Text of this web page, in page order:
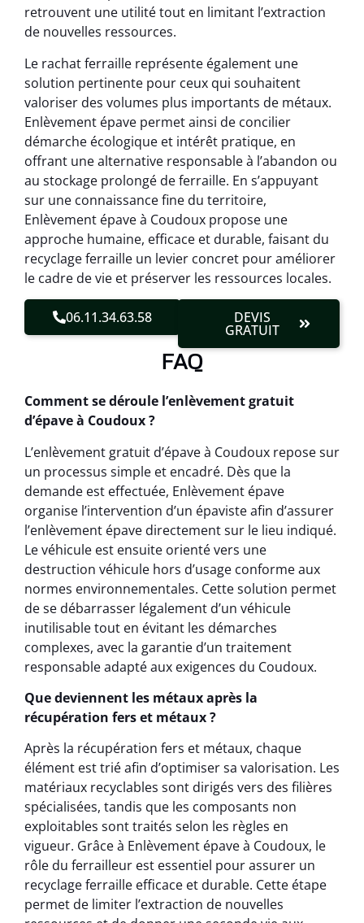
retrouvent une utilité tout en limitant l’extraction
de nouvelles ressources.
Le rachat ferraille représente également une
solution pertinente pour ceux qui souhaitent
valoriser des volumes plus importants de métaux.
Enlèvement épave permet ainsi de concilier
démarche écologique et intérêt pratique, en
offrant une alternative responsable à l’abandon ou
au stockage prolongé de ferraille. En s’appuyant
sur une connaissance fine du territoire,
Enlèvement épave à Coudoux propose une
approche humaine, efficace et durable, faisant du
recyclage ferraille un levier concret pour améliorer
le cadre de vie et préserver les ressources locales.
06.11.34.63.58 DEVIS
GRATUIT
FAQ
Comment se déroule l’enlèvement gratuit
d’épave à Coudoux ?
L’enlèvement gratuit d’épave à Coudoux repose sur
un processus simple et encadré. Dès que la
demande est effectuée, Enlèvement épave
organise l’intervention d’un épaviste afin d’assurer
l’enlèvement épave directement sur le lieu indiqué.
Le véhicule est ensuite orienté vers une
destruction véhicule hors d’usage conforme aux
normes environnementales. Cette solution permet
de se débarrasser légalement d’un véhicule
inutilisable tout en évitant les démarches
complexes, avec la garantie d’un traitement
responsable adapté aux exigences du Coudoux.
Que deviennent les métaux après la
récupération fers et métaux ?
Après la récupération fers et métaux, chaque
élément est trié afin d’optimiser sa valorisation. Les
matériaux recyclables sont dirigés vers des filières
spécialisées, tandis que les composants non
exploitables sont traités selon les règles en
vigueur. Grâce à Enlèvement épave à Coudoux, le
rôle du ferrailleur est essentiel pour assurer un
recyclage ferraille efficace et durable. Cette étape
permet de limiter l’extraction de nouvelles